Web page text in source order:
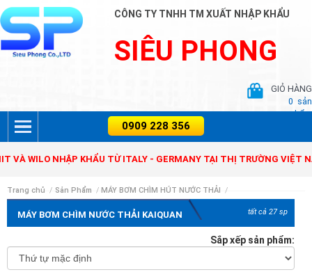
CÔNG TY TNHH TM XUẤT NHẬP KHẨU
SIÊU PHONG
GIỎ HÀNG
0 sản
phẩm
ZENIT VÀ WILO NHẬP KHẨU TỪ ITALY - GERMANY TẠI THỊ
Trang chủ / Sản Phẩm / MÁY BƠM CHÌM HÚT NƯỚC THẢI /
MÁY BƠM CHÌM NƯỚC THẢI KAIQUAN tất cả 27 sp
Sắp xếp sản phẩm: